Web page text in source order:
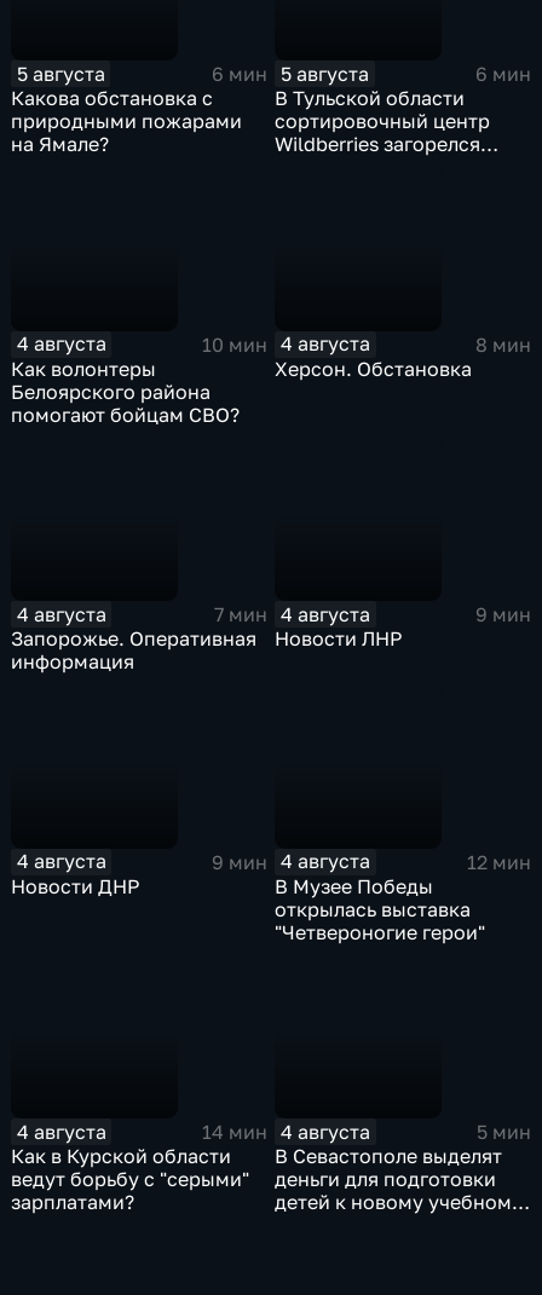
5 августа
6 мин
Какова обстановка с
природными пожарами
на Ямале?
5 августа
6 мин
В Тульской области
сортировочный центр
Wildberries загорелся
4 августа
10 мин
Как волонтеры
Белоярского района
помогают бойцам СВО?
4 августа
8 мин
Херсон. Обстановка
4 августа
7 мин
Запорожье. Оперативная
информация
4 августа
9 мин
Новости ЛНР
4 августа
9 мин
Новости ДНР
4 августа
12 мин
В Музее Победы
открылась выставка
"Четвероногие герои"
4 августа
14 мин
Как в Курской области
ведут борьбу с "серыми"
зарплатами?
4 августа
5 мин
В Севастополе выделят
деньги для подготовки
детей к новому учебному